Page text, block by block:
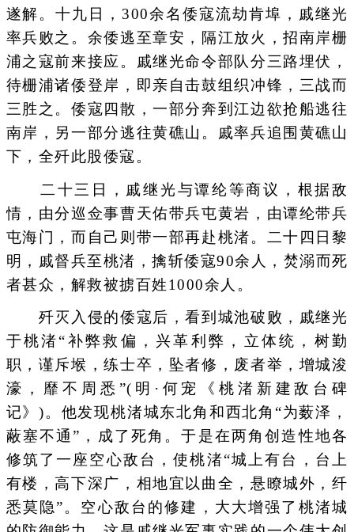
遂解。十九日，300余名倭寇流劫肯埠，戚继光
率兵败之。余倭逃至章安，隔江放火，招南岸栅
浦之寇前来接应。戚继光命令部队分三路埋伏，
待栅浦诸倭登岸，即亲自击鼓组织冲锋，三战而
三胜之。倭寇四散，一部分奔到江边欲抢船逃往
南岸，另一部分逃往黄礁山。戚率兵追围黄礁山
下，全歼此股倭寇。
二十三日，戚继光与谭纶等商议，根据敌
情，由分巡佥事曹天佑带兵屯黄岩，由谭纶带兵
屯海门，而自己则带一部再赴桃渚。二十四日黎
明，戚督兵至桃渚，擒斩倭寇90余人，焚溺而死
者甚众，解救被掳百姓1000余人。
歼灭入侵的倭寇后，看到城池破败，戚继光
于桃渚“补弊救偏，兴革利弊，立体统，树勤
职，谨斥堠，练士卒，坠者修，废者举，增城浚
濠，靡不周悉”(明·何宠《桃渚新建敌台碑
记》)。他发现桃渚城东北角和西北角“为薮泽，
蔽塞不通”，成了死角。于是在两角创造性地各
修筑了一座空心敌台，使桃渚“城上有台，台上
有楼，高下深广，相地宜以曲全，悬瞭城外，纤
悉莫隐”。空心敌台的修建，大大增强了桃渚城